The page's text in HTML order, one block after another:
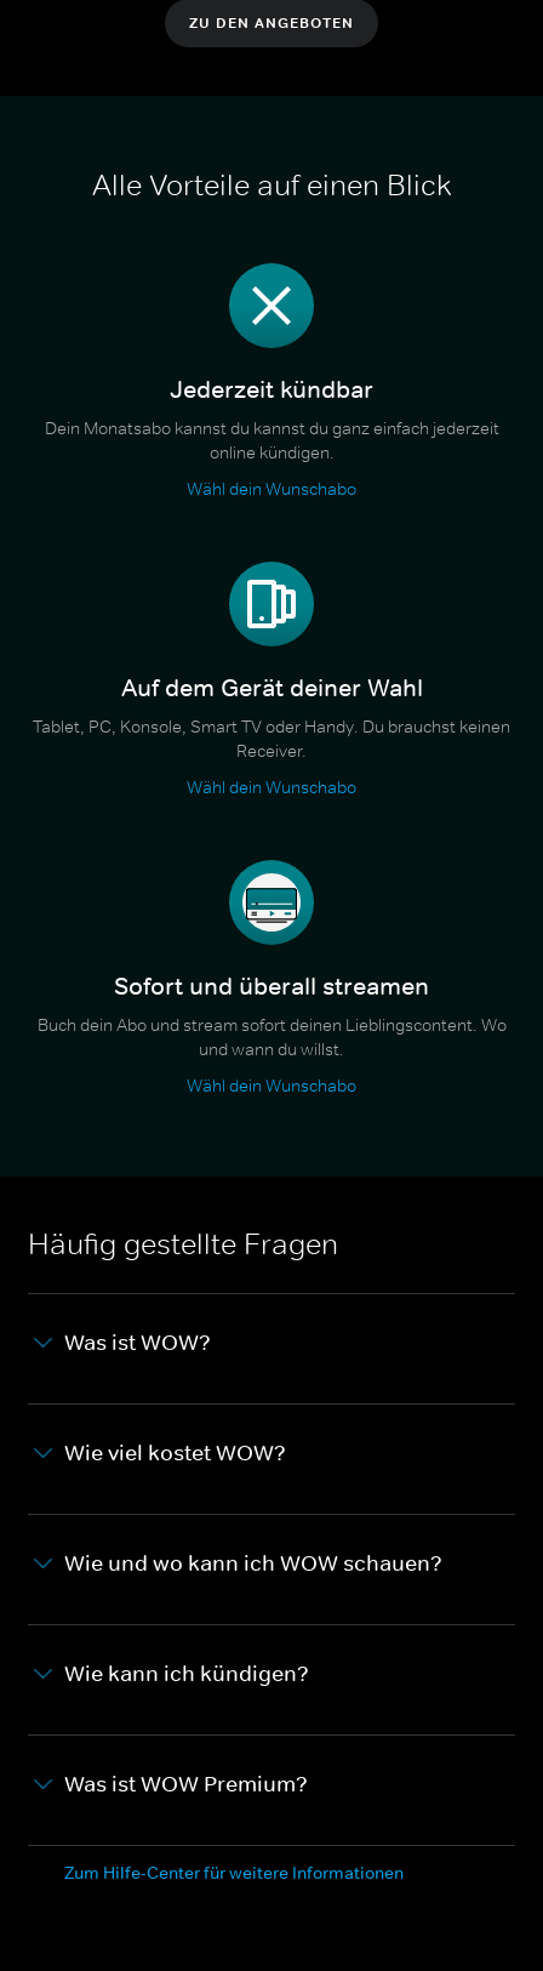
ZU DEN ANGEBOTEN
Alle Vorteile auf einen Blick
Jederzeit kündbar
Dein Monatsabo kannst du kannst du ganz einfach jederzeit
online kündigen.
Wähl dein Wunschabo
Auf dem Gerät deiner Wahl
Tablet, PC, Konsole, Smart TV oder Handy. Du brauchst keinen
Receiver.
Wähl dein Wunschabo
Sofort und überall streamen
Buch dein Abo und stream sofort deinen Lieblingscontent. Wo
und wann du willst.
Wähl dein Wunschabo
Häufig gestellte Fragen
Was ist WOW?
Wie viel kostet WOW?
Wie und wo kann ich WOW schauen?
Wie kann ich kündigen?
Was ist WOW Premium?
Zum Hilfe-Center für weitere Informationen